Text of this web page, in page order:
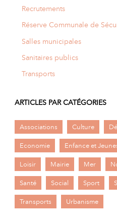
Recrutements
Réserve Communale de
Salles municipales
Sanitaires publics
Transports
ARTICLES PAR CATÉGORIES
Associations Culture
Economie Enfance et
Loisir Mairie Mer
Santé Social Sport
Transports Urbanisme